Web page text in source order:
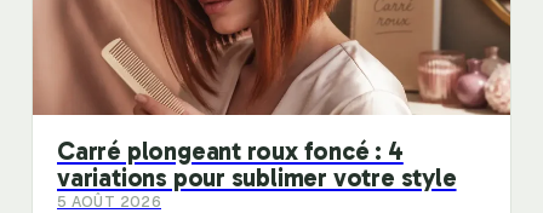
Carré plongeant roux foncé : 4
variations pour sublimer votre style
5 AOÛT 2026